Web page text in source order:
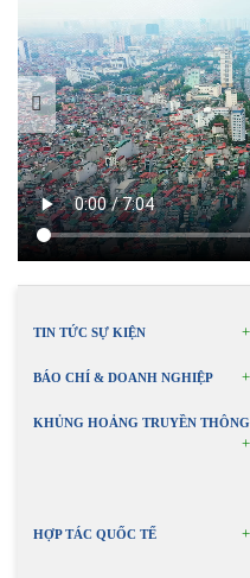
TIN TỨC SỰ KIỆN
BÁO CHÍ & DOANH NGHIỆP
KHỦNG HOẢNG TRUYỀN THÔNG
HỢP TÁC QUỐC TẾ